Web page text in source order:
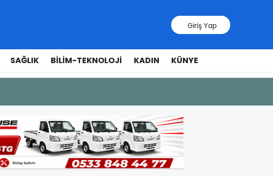
Giriş Yap
SAĞLIK BILIM-TEKNOLOJI KADIN KÜNYE